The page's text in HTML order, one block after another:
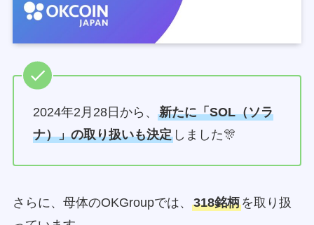
2024年2月28日から、 新たに「SOL（ソラ
ナ）」の取り扱いも決定しました🎊
さらに、母体のOKGroupでは、 318銘柄を取り扱